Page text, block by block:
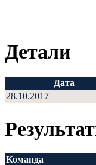
Детали
Дата
28.10.2017
Команда